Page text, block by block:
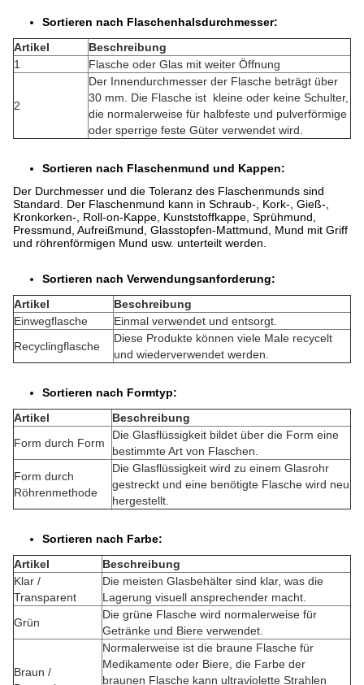
Sortieren nach Flaschenhalsdurchmesser:
Artikel
Beschreibung
1
Flasche oder Glas mit weiter Öffnung
2
Der Innendurchmesser der Flasche beträgt über
30 mm. Die Flasche ist kleine oder keine Schulter,
die normalerweise für halbfeste und pulverförmige
oder sperrige feste Güter verwendet wird.
Sortieren nach Flaschenmund und Kappen:
Der Durchmesser und die Toleranz des Flaschenmunds sind
Standard. Der Flaschenmund kann in Schraub-, Kork-, Gieß-,
Kronkorken-, Roll-on-Kappe, Kunststoffkappe, Sprühmund,
Pressmund, Aufreißmund, Glasstopfen-Mattmund, Mund mit Griff
und röhrenförmigen Mund usw. unterteilt werden.
Sortieren nach Verwendungsanforderung:
Artikel
Beschreibung
Einwegflasche
Einmal verwendet und entsorgt.
Recyclingflasche
Diese Produkte können viele Male recycelt
und wiederverwendet werden.
Sortieren nach Formtyp:
Artikel
Beschreibung
Form durch Form
Die Glasflüssigkeit bildet über die Form eine
bestimmte Art von Flaschen.
Form durch
Röhrenmethode
Die Glasflüssigkeit wird zu einem Glasrohr
gestreckt und eine benötigte Flasche wird neu
hergestellt.
Sortieren nach Farbe:
Artikel
Beschreibung
Klar /
Transparent
Die meisten Glasbehälter sind klar, was die
Lagerung visuell ansprechender macht.
Grün
Die grüne Flasche wird normalerweise für
Getränke und Biere verwendet.
Braun /
Normalerweise ist die braune Flasche für
Medikamente oder Biere, die Farbe der
braunen Flasche kann ultraviolette Strahlen